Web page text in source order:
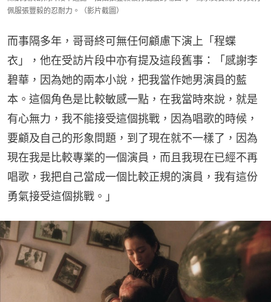
佩服張豐毅的忍耐力。（影片截圖）
而事隔多年，哥哥終可無任何顧慮下演上「程蝶
衣」，他在受訪片段中亦有提及這段舊事：「感謝李
碧華，因為她的兩本小說，把我當作她男演員的藍
本。這個角色是比較敏感一點，在我當時來說，就是
有心無力，我不能接受這個挑戰，因為唱歌的時候，
要顧及自己的形象問題，到了現在就不一樣了，因為
現在我是比較專業的一個演員，而且我現在已經不再
唱歌，我把自己當成一個比較正規的演員，我有這份
勇氣接受這個挑戰。」